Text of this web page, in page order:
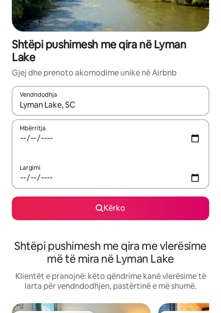
Shtëpi pushimesh me qira në Lyman
Lake
Gjej dhe prenoto akomodime unike në Airbnb
Vendndodhja
Kur rezultatet të jenë të disponueshme, lëviz me butonat e
Mbërritja
Largimi
Kërko
Shtëpi pushimesh me qira me vlerësime
më të mira në Lyman Lake
Klientët e pranojnë: këto qëndrime kanë vlerësime të
larta për vendndodhjen, pastërtinë e më shumë.